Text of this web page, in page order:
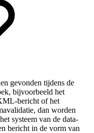
gevonden tijdens de
bijvoorbeeld het
bericht of het
dan worden
systeem van de data-
bericht in de vorm van